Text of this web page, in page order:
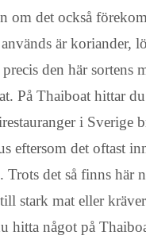
om det också
är koriander,
den här sortens
På Thaiboat hittar
i Sverige
eftersom det oftast
Trots det så finns här
stark mat eller
hitta något på